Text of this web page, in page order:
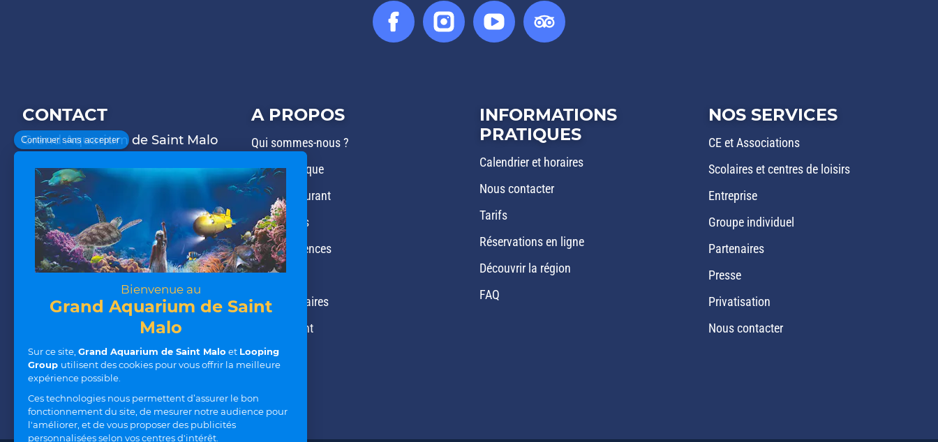
FacebookInstagram
You
Tube
CONTACT
Grand Aquarium de Saint Malo
35400 Saint-Malo
02 99 21 19 00
contact@aquarium-st-malo.com
A PROPOS
Qui sommes-nous ?
Notre boutique
Notre restaurant
Nos univers
Nos expériences
Nos actus
Nos partenaires
Recrutement
INFORMATIONS
PRATIQUES
Calendrier et horaires
Nous contacter
Tarifs
Réservations en ligne
Découvrir la région
FAQ
NOS SERVICES
CE et Associations
Scolaires et centres de loisirs
Entreprise
Groupe individuel
Partenaires
Presse
Privatisation
Nous contacter